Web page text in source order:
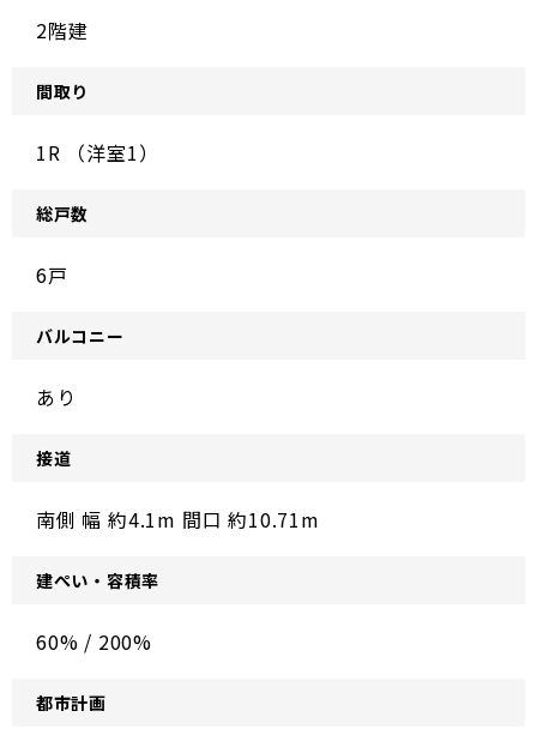
2階建
間取り
1R （洋室1）
総戸数
6戸
バルコニー
あり
接道
南側 幅 約4.1m 間口 約10.71m
建ぺい・容積率
60% / 200%
都市計画